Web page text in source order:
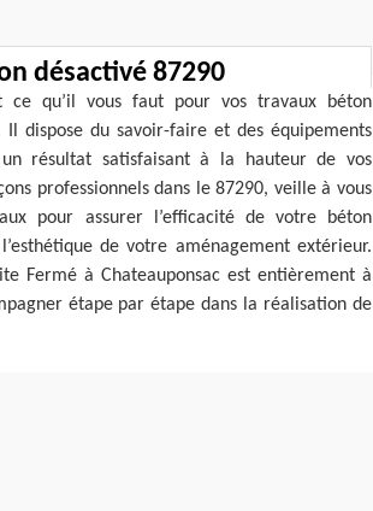
désactivé 87290
ce qu’il vous faut pour vos travaux béton
dispose du savoir-faire et des équipements
résultat satisfaisant à la hauteur de vos
professionnels dans le 87290, veille à vous
pour assurer l’efficacité de votre béton
de votre aménagement extérieur.
Fermé à Chateauponsac est entièrement à
étape par étape dans la réalisation de